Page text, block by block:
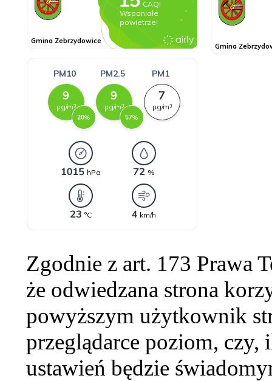
Zgodnie z art. 173 Prawa
że odwiedzana strona
powyższym użytkownik
przeglądarce poziom,
ustawień będzie